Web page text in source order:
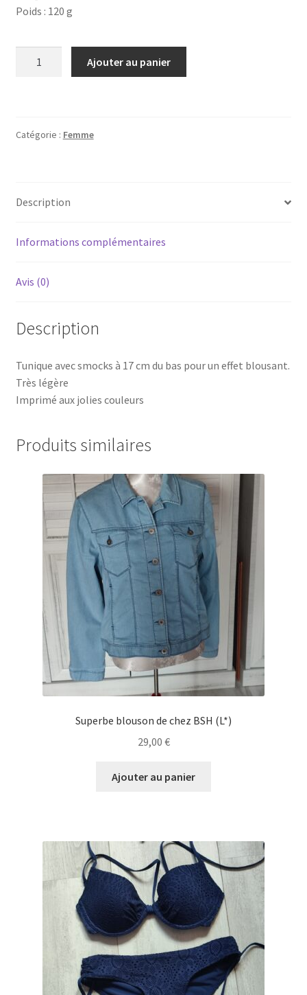
Poids : 120 g
et
(f2)
Ajouter au panier
Catégorie : Femme
Description
Informations complémentaires
Avis (0)
Description
Tunique avec smocks à 17 cm du bas pour un effet blousant.
Très légère
Imprimé aux jolies couleurs
Produits similaires
Superbe blouson de chez BSH (L*)
29,00 €
Ajouter au panier